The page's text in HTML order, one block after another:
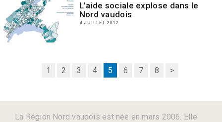
L’aide sociale explose dans le
Nord vaudois
4 JUILLET 2012
1 2 3 4 5 6 7 8 >
La Région Nord vaudois est née en mars 2006. Elle